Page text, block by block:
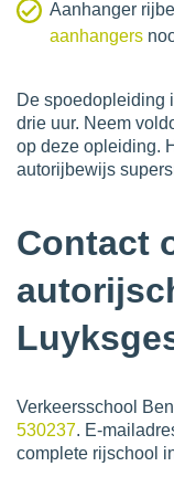
Aanhanger
aanhangers
De spoedopleiding
drie uur. Neem
op deze opleiding.
autorijbewijs
Contact
Verkeersschool
530237. E-
complete rijschool